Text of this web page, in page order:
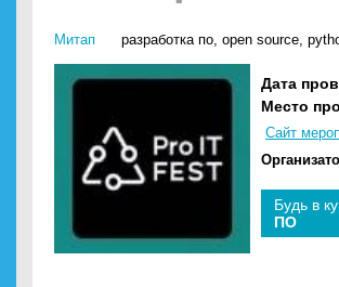
Митап разработка по, open source,
Дата
Место
Сайт
Будь в
ПО